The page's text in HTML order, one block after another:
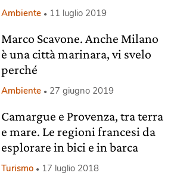
Ambiente 11 luglio 2019
Marco Scavone. Anche Milano
è una città marinara, vi svelo
perché
Ambiente 27 giugno 2019
Camargue e Provenza, tra terra
e mare. Le regioni francesi da
esplorare in bici e in barca
Turismo 17 luglio 2018